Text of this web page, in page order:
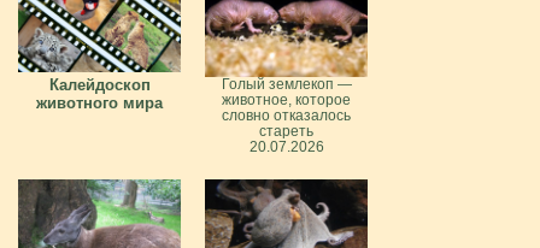
Калейдоскоп
животного мира
Голый землекоп —
животное, которое
словно отказалось
стареть
20.07.2026